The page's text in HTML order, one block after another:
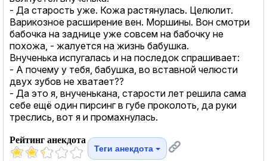
- Да старость уже. Кожа растянулась. Целюлит.
Варикозное расширение вен. Моршины. Вон смотри
бабочка на заднице уже совсем на бабочку не
похожа, - жалуется на жизнь бабушка.
Внученька испугалась и на последок спрашивает:
- А почему у тебя, бабушка, во вставной челюсти
двух зубов не хватает??
- Да это я, внученькана, старости лет решила сама
себе ещё один пирсинг в губе проколоть, да руки
треслись, вот я и промахнулась.
Рейтинг анекдота
Теги анекдота